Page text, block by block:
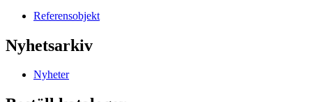
Referensobjekt
Nyhetsarkiv
Nyheter